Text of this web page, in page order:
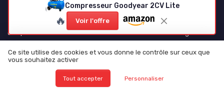
Compresseur Goodyear 2CV Lite
🔥 Voir l'offre
Les plus lus
Comprendre le schéma de la boîte à fusibles du Citroën Berlingo
Comprendre le schéma des fusibles pour la Clio 3
Comprendre le schéma des fusibles pour le Partner 1.6 HDi
Comprendre le schéma des fusibles pour votre Renault Scénic 2
Ce site utilise des cookies et vous donne le contrôle sur ceux que
vous souhaitez activer
Tout accepter Personnaliser